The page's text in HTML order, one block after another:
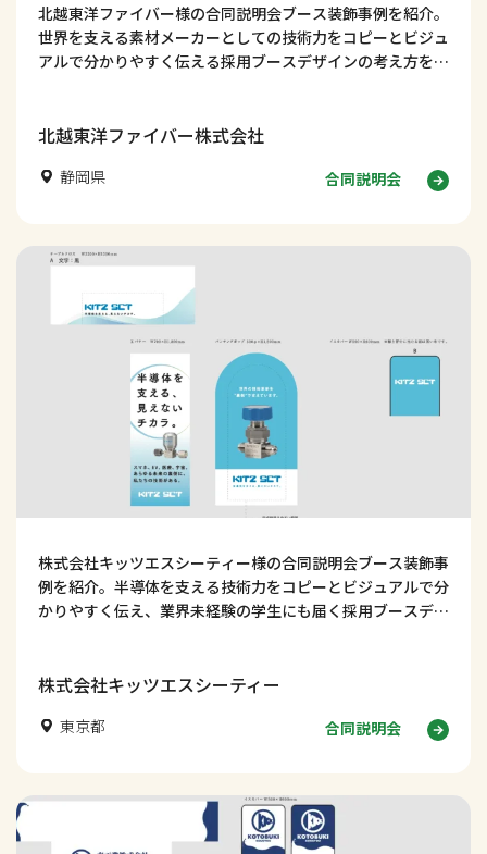
北越東洋ファイバー様の合同説明会ブース装飾事例を紹介。
世界を支える素材メーカーとしての技術力をコピーとビジュ
アルで分かりやすく伝える採用ブースデザインの考え方を解
北越東洋ファイバー株式会社
静岡県 合同説明会
株式会社キッツエスシーティー様の合同説明会ブース装飾事
例を紹介。半導体を支える技術力をコピーとビジュアルで分
かりやすく伝え、業界未経験の学生にも届く採用ブースデザ
株式会社キッツエスシーティー
東京都 合同説明会